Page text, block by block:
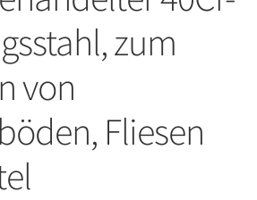
zum
von
Fliesen